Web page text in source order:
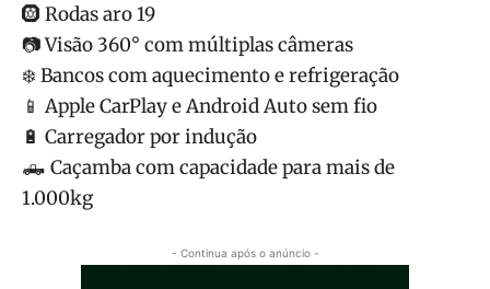
🛞 Rodas aro 19
📷 Visão 360° com múltiplas câmeras
❄️ Bancos com aquecimento e refrigeração
📱 Apple CarPlay e Android Auto sem fio
🔋 Carregador por indução
🛻 Caçamba com capacidade para mais de
1.000kg
- Continua após o anúncio -